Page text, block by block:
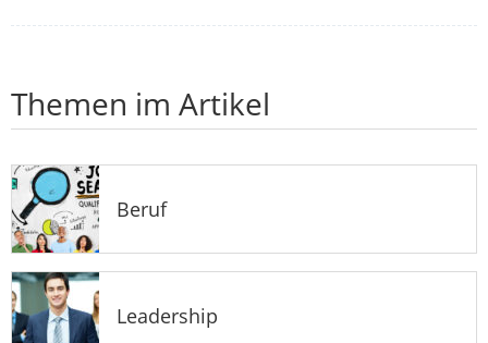
Themen im Artikel
Beruf
Leadership